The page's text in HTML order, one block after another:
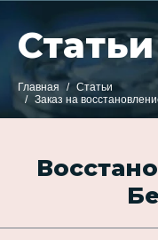
Статьи
Главная
Статьи
Заказ на